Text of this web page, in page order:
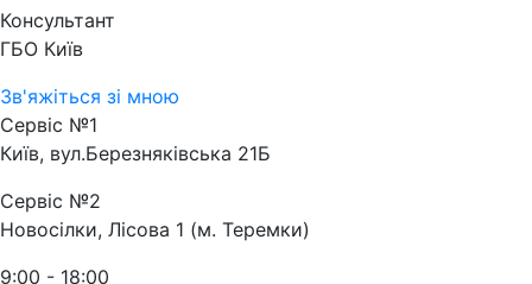
Консультант
ГБО Київ
Зв'яжіться зі мною
Сервіс №1
Київ, вул.Березняківська 21Б
Сервіс №2
Новосілки, Лісова 1 (м. Теремки)
9:00 - 18:00